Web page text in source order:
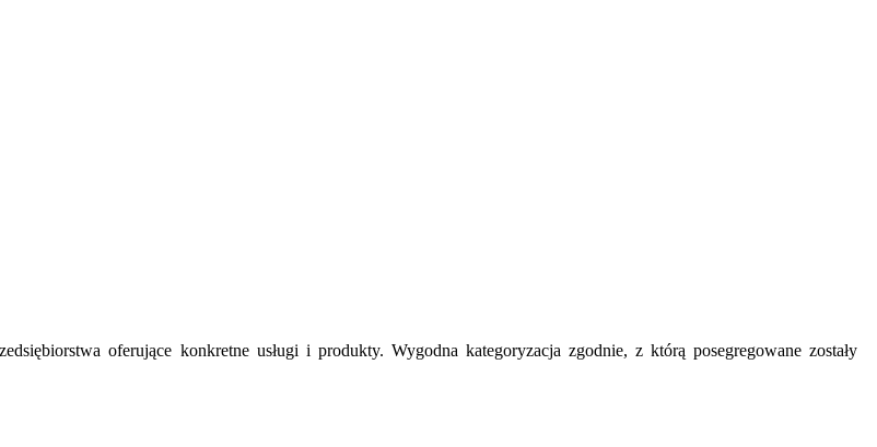
oferujące konkretne usługi i produkty. Wygodna kategoryzacja zgodnie, z którą posegregowane zostały